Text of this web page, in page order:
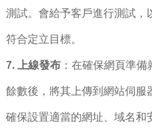
測試。會給予客戶進行測試，
符合定立目標。
上線發布 ：在確保網頁準
餘數後，將其上傳到網站伺服
確保設置適當的網址、域名和